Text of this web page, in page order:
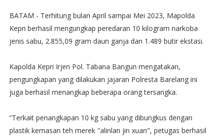
BATAM - Terhitung bulan April sampai Mei 2023, Mapolda
Kepri berhasil mengungkap peredaran 10 kilogram narkoba
jenis sabu, 2.855,09 gram daun ganja dan 1.489 butir ekstasi.
Kapolda Kepri Irjen Pol. Tabana Bangun mengatakan,
pengungkapan yang dilakukan jajaran Polresta Barelang ini
juga berhasil menangkap beberapa orang tersangka.
“Terkait penangkapan 10 kg sabu yang dibungkus dengan
plastik kemasan teh merek "alinlan jin xuan", petugas berhasil